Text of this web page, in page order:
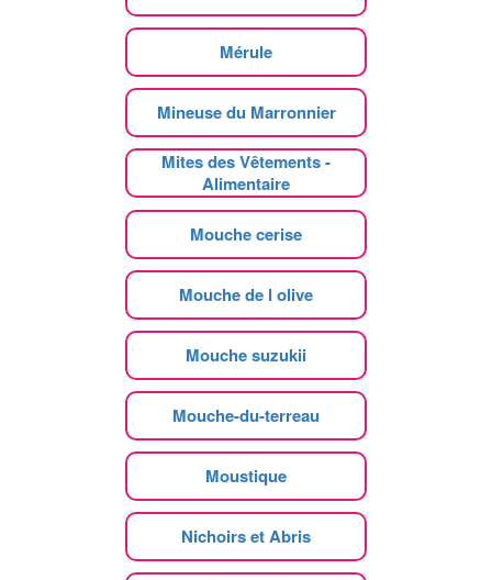
Mérule
Mineuse du Marronnier
Mites des Vêtements -
Alimentaire
Mouche cerise
Mouche de l olive
Mouche suzukii
Mouche-du-terreau
Moustique
Nichoirs et Abris